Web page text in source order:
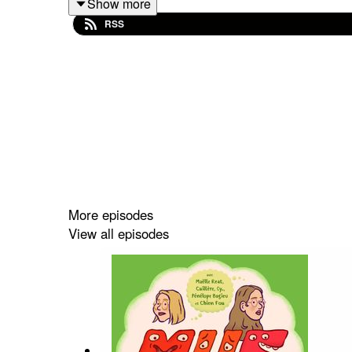
Les références et recommandations :
Delphine Seyrig ;
Jacques Demy ;
François Truffaut ;
Jane Austen ;
Alloc Action, de Keyvane Alinaghi et Léa
Gaston Lagaffe, de Franquin ;
Garfield, de Jim Davis ;
L'histoire de la guerre des parcmètres
RSS
More episodes
View all episodes